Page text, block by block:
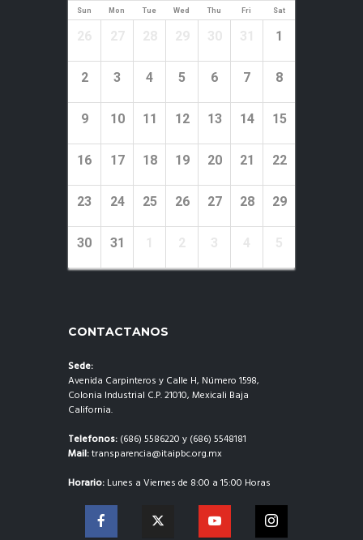
Sun Mon Tue Wed Thu Fri Sat
1
2 3 4 5 6 7 8
9 10 11 12 13 14 15
16 17 18 19 20 21 22
23 24 25 26 27 28 29
30 31
CONTACTANOS
Sede:
Avenida Carpinteros y Calle H, Número 1598,
Colonia Industrial C.P. 21010, Mexicali Baja
California.
Telefonos: (686) 5586220 y (686) 5548181
Mail:transparencia@itaipbc.org.mx
Horario: Lunes a Viernes de 8:00 a 15:00 Horas